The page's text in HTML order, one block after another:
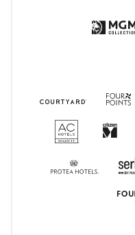
打开新窗口
AC Hotels
打开新窗口
Protea
打开新